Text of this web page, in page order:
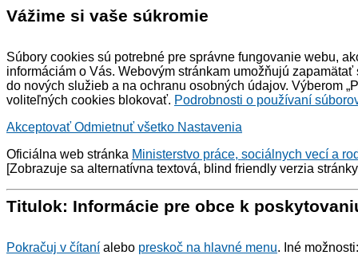
Vážime si vaše súkromie
Súbory cookies sú potrebné pre správne fungovanie webu,
informáciám o Vás. Webovým stránkam umožňujú
do nových služieb a na ochranu osobných údajov. Výberom
voliteľných cookies blokovať. Podrobnosti o používaní
Akceptovať Odmietnuť všetko Nastavenia
Oficiálna web stránka Ministerstvo práce, sociálnych vecí a
[Zobrazuje sa alternatívna textová, blind friendly verzia
Titulok: Informácie pre obce k
Pokračuj v čítaní alebo preskoč na hlavné menu. Iné